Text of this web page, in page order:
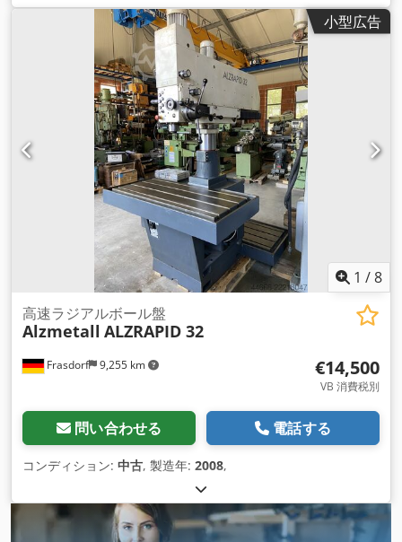
小型広告
1 /8
Frasdorf 9,255 km
高速ラジアルボール盤
Alzmetall ALZRAPID 32
€14,500
VB 消費税別
問い合わせる 電話する
コンディション: 中古, 製造年: 2008,